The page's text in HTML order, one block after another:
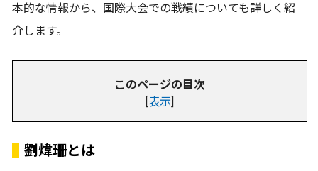
本的な情報から、国際大会での戦績についても詳しく紹
介します。
このページの目次
[表示]
劉煒珊とは